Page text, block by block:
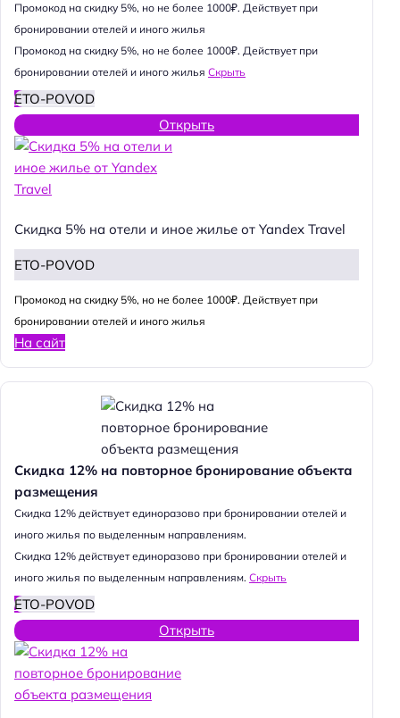
Промокод на скидку 5%, но не более 1000₽. Действует при
бронировании отелей и иного жилья
Промокод на скидку 5%, но не более 1000₽. Действует при
бронировании отелей и иного жилья Скрыть
ETO-POVOD
Открыть
Скидка 5% на отели и иное жилье от Yandex Travel
ETO-POVOD
Промокод на скидку 5%, но не более 1000₽. Действует при
бронировании отелей и иного жилья
На сайт
Скидка 12% на повторное бронирование объекта
размещения
Cкидка 12% действует единоразово при бронировании отелей и
иного жилья по выделенным направлениям.
Cкидка 12% действует единоразово при бронировании отелей и
иного жилья по выделенным направлениям. Скрыть
ETO-POVOD
Открыть